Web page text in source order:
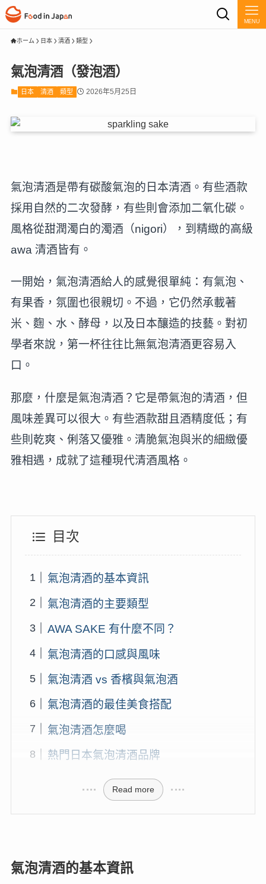
MENU
ホーム 日本 清酒 類型
氣泡清酒（發泡酒）
日本 清酒 類型 2026年5月25日
氣泡清酒是帶有碳酸氣泡的日本清酒。有些酒款
採用自然的二次發酵，有些則會添加二氧化碳。
風格從甜潤濁白的濁酒（nigori），到精緻的高級
awa 清酒皆有。
一開始，氣泡清酒給人的感覺很單純：有氣泡、
有果香，氛圍也很親切。不過，它仍然承載著
米、麴、水、酵母，以及日本釀造的技藝。對初
學者來說，第一杯往往比無氣泡清酒更容易入
口。
那麼，什麼是氣泡清酒？它是帶氣泡的清酒，但
風味差異可以很大。有些酒款甜且酒精度低；有
些則乾爽、俐落又優雅。清脆氣泡與米的細緻優
雅相遇，成就了這種現代清酒風格。
目次
氣泡清酒的基本資訊
氣泡清酒的主要類型
AWA SAKE 有什麼不同？
氣泡清酒的口感與風味
氣泡清酒 vs 香檳與氣泡酒
氣泡清酒的最佳美食搭配
氣泡清酒怎麼喝
熱門日本氣泡清酒品牌
Read more
氣泡清酒的基本資訊